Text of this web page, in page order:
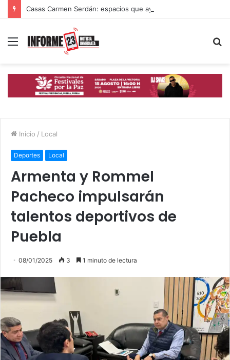
Menú
Inicio / Local
Deportes Local
Armenta y Rommel
Pacheco impulsarán
talentos deportivos de
Puebla
08/01/2025 3 1 minuto de lectura